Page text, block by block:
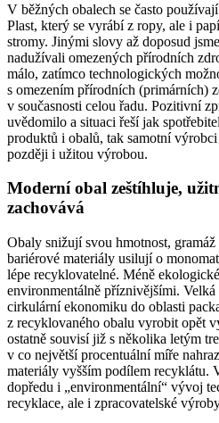
V běžných obalech se často
Plast, který se vyrábí z ropy, ale i
stromy. Jinými slovy až doposud
nadužívali omezených přírodních
málo, zatímco technologických
s omezením přírodních (primárních)
v současnosti celou řadu. Pozitivní
uvědomilo a situaci řeší jak
produktů i obalů, tak samotní
později i užitou výrobou.
Moderní obal zeštíhluje,
zachovává
Obaly snižují svou hmotnost,
bariérové materiály usilují o
lépe recyklovatelné. Méně
environmentálně příznivějšími. Velká
cirkulární ekonomiku do oblasti
z recyklovaného obalu vyrobit opět
ostatně souvisí již s několika letým
v co největší procentuální míře
materiály vyšším podílem recyklátu.
dopředu i „environmentální“ vývoj
recyklace, ale i zpracovatelské